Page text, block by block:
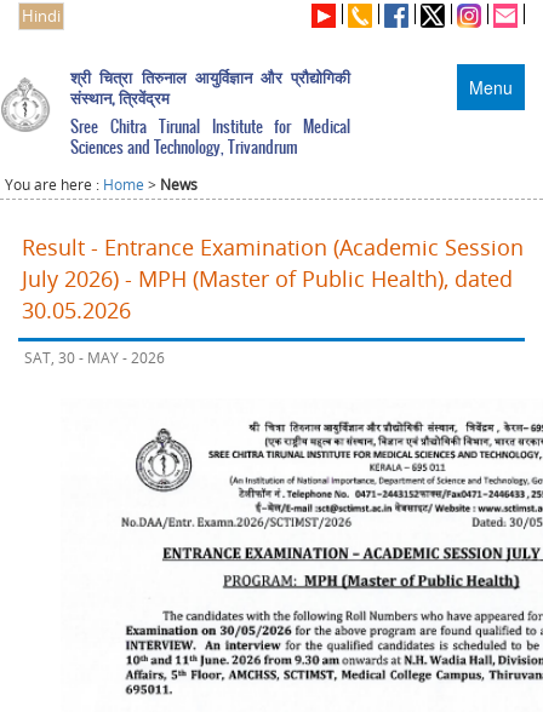
Hindi
Menu
श्री चित्रा तिरुनाल आयुर्विज्ञान और प्रौद्योगिकी
संस्थान, त्रिवेंद्रम
Sree Chitra Tirunal Institute for Medical
Sciences and Technology, Trivandrum
You are here : Home > News
Result - Entrance Examination (Academic Session
July 2026) - MPH (Master of Public Health), dated
30.05.2026
SAT, 30 - MAY - 2026